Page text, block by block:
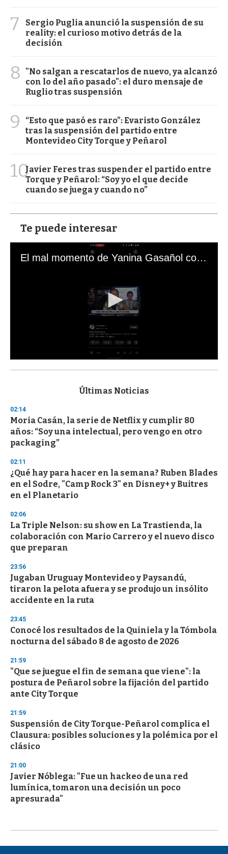
7
Sergio Puglia anunció la suspensión de su
reality: el curioso motivo detrás de la
decisión
8
"No salgan a rescatarlos de nuevo, ya alcanzó
con lo del año pasado": el duro mensaje de
Ruglio tras suspensión
9
“Esto que pasó es raro”: Evaristo González
tras la suspensión del partido entre
Montevideo City Torque y Peñarol
10Javier Feres tras suspender el partido entre
Torque y Peñarol: “Soy yo el que decide
cuando se juega y cuando no”
Te puede interesar
El mal momento de Yanina Gasañol con un hincha argentino en "Subrayado"
s
d
s
o
f
3
s
c
o
n
Últimas Noticias
02:14
Moria Casán, la serie de Netflix y cumplir 80
años: “Soy una intelectual, pero vengo en otro
packaging”
02:11
¿Qué hay para hacer en la semana? Ruben Blades
en el Sodre, "Camp Rock 3" en Disney+ y Buitres
en el Planetario
02:06
La Triple Nelson: su show en La Trastienda, la
colaboración con Mario Carrero y el nuevo disco
que preparan
23:56
Jugaban Uruguay Montevideo y Paysandú,
tiraron la pelota afuera y se produjo un insólito
accidente en la ruta
23:45
Conocé los resultados de la Quiniela y la Tómbola
nocturna del sábado 8 de agosto de 2026
21:59
"Que se juegue el fin de semana que viene": la
postura de Peñarol sobre la fijación del partido
ante City Torque
21:59
Suspensión de City Torque-Peñarol complica el
Clausura: posibles soluciones y la polémica por el
clásico
21:00
Javier Nóblega: "Fue un hackeo de una red
lumínica, tomaron una decisión un poco
apresurada"